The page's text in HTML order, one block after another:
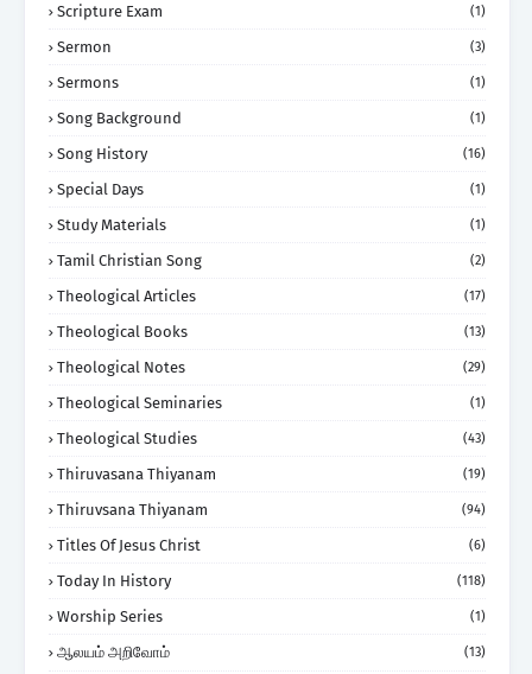
Scripture Exam (1)
Sermon (3)
Sermons (1)
Song Background (1)
Song History (16)
Special Days (1)
Study Materials (1)
Tamil Christian Song (2)
Theological Articles (17)
Theological Books (13)
Theological Notes (29)
Theological Seminaries (1)
Theological Studies (43)
Thiruvasana Thiyanam (19)
Thiruvsana Thiyanam (94)
Titles Of Jesus Christ (6)
Today In History (118)
Worship Series (1)
ஆலயம் அறிவோம் (13)